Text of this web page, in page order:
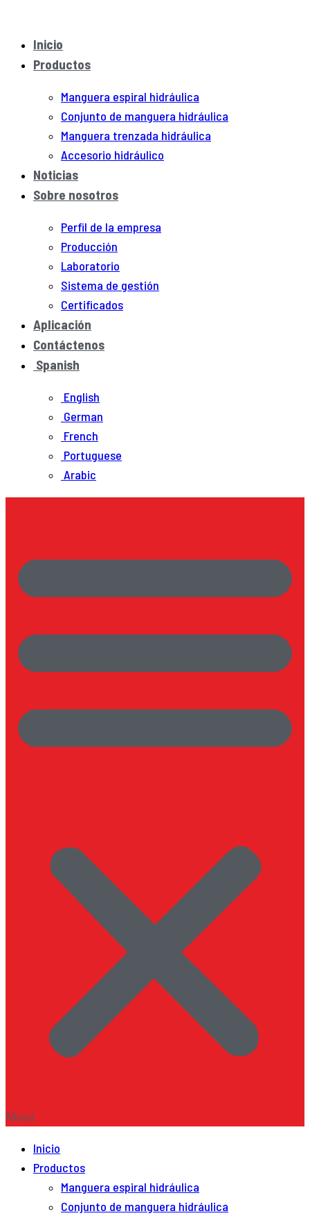
Inicio
Productos
Manguera espiral hidráulica
Conjunto de manguera hidráulica
Manguera trenzada hidráulica
Accesorio hidráulico
Noticias
Sobre nosotros
Perfil de la empresa
Producción
Laboratorio
Sistema de gestión
Certificados
Aplicación
Contáctenos
Spanish
English
German
French
Portuguese
Arabic
Menú
Inicio
Productos
Manguera espiral hidráulica
Conjunto de manguera hidráulica